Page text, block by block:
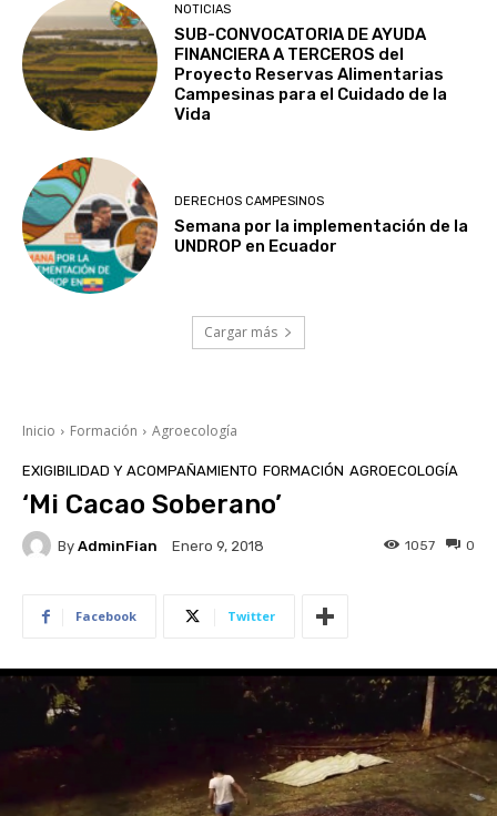
NOTICIAS
SUB-CONVOCATORIA DE AYUDA
FINANCIERA A TERCEROS del
Proyecto Reservas Alimentarias
Campesinas para el Cuidado de la
Vida
DERECHOS CAMPESINOS
Semana por la implementación de la
UNDROP en Ecuador
Cargar más